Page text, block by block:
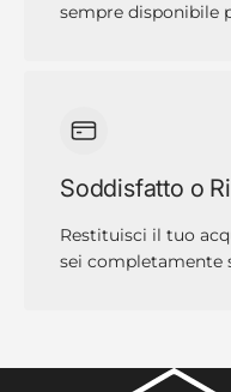
sempre disponibile
Soddisfatto o
Restituisci il tuo
sei completamente